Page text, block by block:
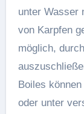
unter Wasser
von Karpfen
möglich,
Boiles
oder unter